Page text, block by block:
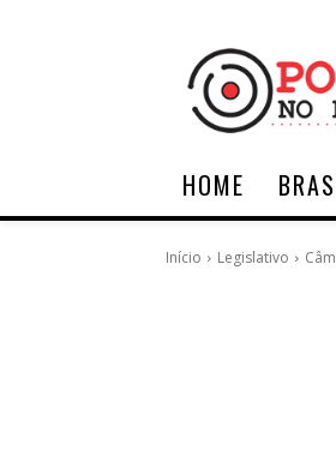
HOME
Início Legislativo